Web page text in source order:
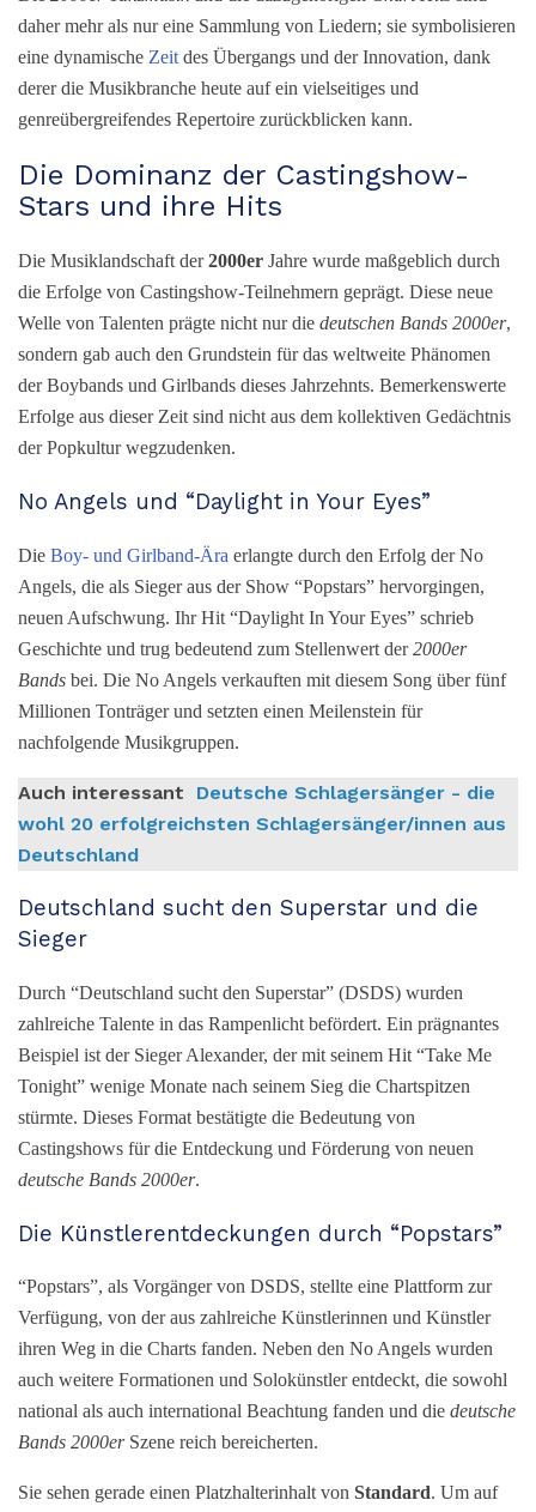
daher mehr als nur eine Sammlung von Liedern; sie symbolisieren
eine dynamische Zeit des Übergangs und der Innovation, dank
derer die Musikbranche heute auf ein vielseitiges und
genreübergreifendes Repertoire zurückblicken kann.
Die Dominanz der Castingshow-
Stars und ihre Hits
Die Musiklandschaft der2000er Jahre wurde maßgeblich durch
die Erfolge von Castingshow-Teilnehmern geprägt. Diese neue
Welle von Talenten prägte nicht nur die deutschen Bands 2000er,
sondern gab auch den Grundstein für das weltweite Phänomen
der Boybands und Girlbands dieses Jahrzehnts. Bemerkenswerte
Erfolge aus dieser Zeit sind nicht aus dem kollektiven Gedächtnis
der Popkultur wegzudenken.
No Angels und “Daylight in Your Eyes”
Die Boy- und Girlband-Ära erlangte durch den Erfolg der No
Angels, die als Sieger aus der Show “Popstars” hervorgingen,
neuen Aufschwung. Ihr Hit “Daylight In Your Eyes” schrieb
Geschichte und trug bedeutend zum Stellenwert der2000er
Bands bei. Die No Angels verkauften mit diesem Song über fünf
Millionen Tonträger und setzten einen Meilenstein für
nachfolgende Musikgruppen.
Auch interessant
Deutsche Schlagersänger - die
wohl 20 erfolgreichsten Schlagersänger/innen aus
Deutschland
Deutschland sucht den Superstar und die
Sieger
Durch “Deutschland sucht den Superstar” (DSDS) wurden
zahlreiche Talente in das Rampenlicht befördert. Ein prägnantes
Beispiel ist der Sieger Alexander, der mit seinem Hit “Take Me
Tonight” wenige Monate nach seinem Sieg die Chartspitzen
stürmte. Dieses Format bestätigte die Bedeutung von
Castingshows für die Entdeckung und Förderung von neuen
deutsche Bands 2000er.
Die Künstlerentdeckungen durch “Popstars”
“Popstars”, als Vorgänger von DSDS, stellte eine Plattform zur
Verfügung, von der aus zahlreiche Künstlerinnen und Künstler
ihren Weg in die Charts fanden. Neben den No Angels wurden
auch weitere Formationen und Solokünstler entdeckt, die sowohl
national als auch international Beachtung fanden und die deutsche
Bands 2000erSzene reich bereicherten.
Sie sehen gerade einen Platzhalterinhalt von Standard. Um auf